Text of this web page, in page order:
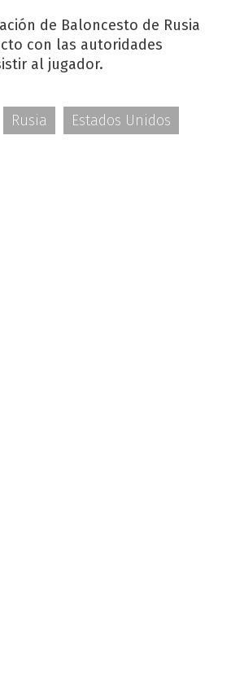
de Baloncesto de Rusia
con las autoridades
al jugador.
Rusia
Estados Unidos